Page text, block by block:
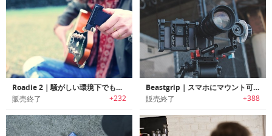
Roadie 2｜騒がしい環境下でも音合わせ可能なオートチューナー「ローディー2」
販売終了 +232
Beastgrip｜スマホにマウント可能なDOFアダプター/ワイドアングルレンズキット付きカメラグリップ
販売終了 +388